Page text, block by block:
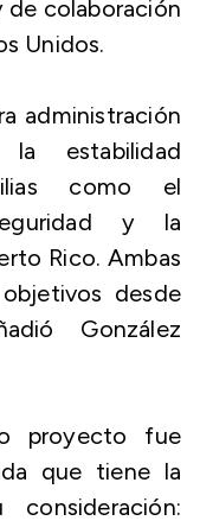
colaboración
Unidos.
administración
estabilidad
como el
y la
Rico. Ambas
desde
González
proyecto fue
que tiene la